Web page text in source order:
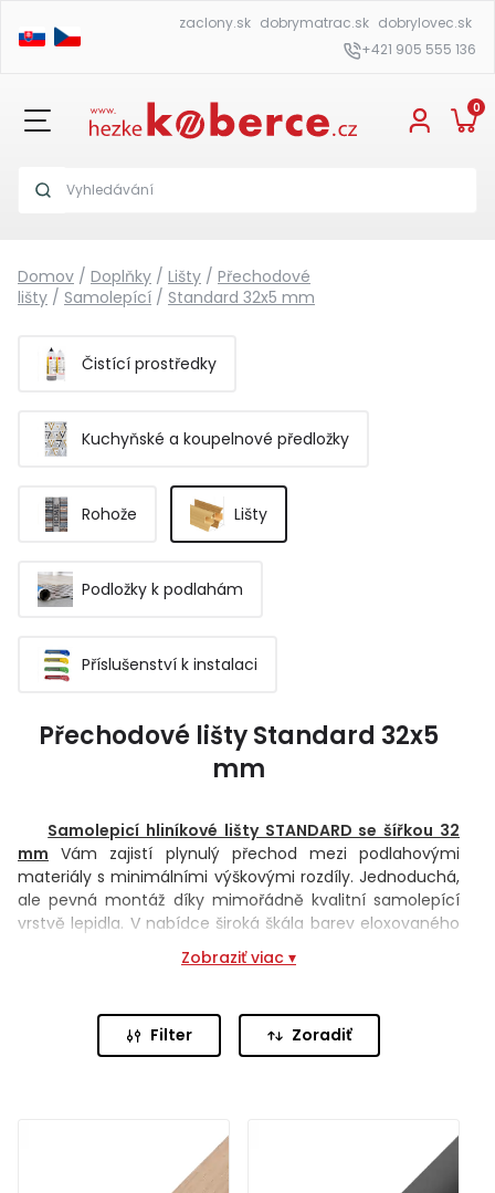
zaclony.sk dobrymatrac.sk dobrylovec.sk
+421 905 555 136
0
Domov / Doplňky / Lišty / Přechodové
lišty / Samolepící / Standard 32x5 mm
Čistící prostředky
Kuchyňské a koupelnové předložky
Rohože Lišty
Podložky k podlahám
Příslušenství k instalaci
Přechodové lišty Standard 32x5
mm
Samolepicí hliníkové lišty STANDARD se šířkou 32
mm Vám zajistí plynulý přechod mezi podlahovými
materiály s minimálními výškovými rozdíly. Jednoduchá,
ale pevná montáž díky mimořádně kvalitní samolepící
vrstvě lepidla. V nabídce široká škála barev eloxovaného
hliníku a dekorů dřeva. Kromě standardní délky 270 cm
nabízíme lišty ve všech barevných provedeních i v délce
Zobraziť viac ▾
Filter Zoradiť